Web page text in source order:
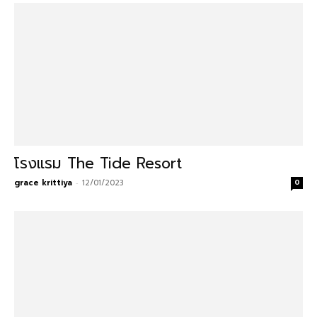
โรงแรม The Tide Resort
grace krittiya - 12/01/2023 0